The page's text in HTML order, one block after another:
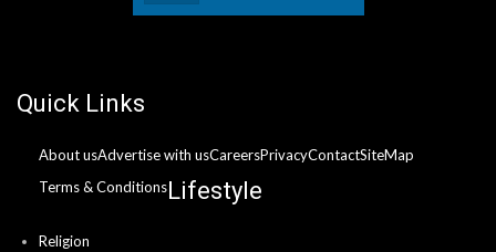
Quick Links
About usAdvertise with usCareersPrivacyContactSiteMap
Terms & ConditionsLifestyle
Religion